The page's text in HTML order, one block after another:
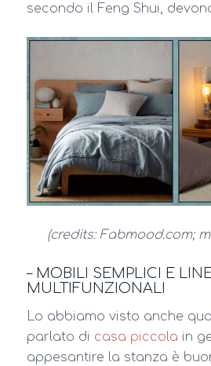
secondo il Feng Shui,
(credits: Fabmood.com;
– MOBILI SEMPLICI E
MULTIFUNZIONALI
Lo abbiamo visto anche
parlato di casa piccola in
appesantire la stanza è